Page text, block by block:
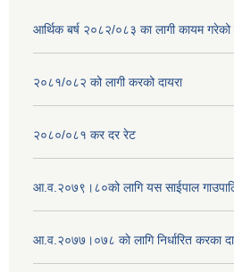
आर्थिक बर्ष २०८२/०८३ का लागी कायम गरेको
२०८१/०८२ को लागी करको दायरा
२०८०/०८१ कर दर रेट
आ.व.२०७९।८०को लागि यस साईपाल
आ‍.व.२०७७।०७८ काे लागि निर्धारित करका